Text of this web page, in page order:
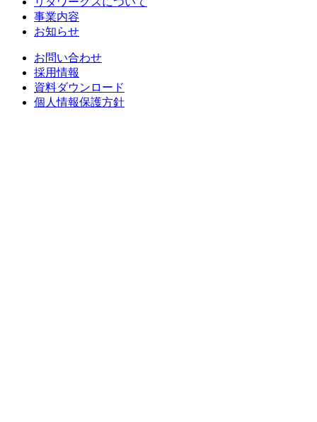
事業内容
お知らせ
お問い合わせ
採用情報
資料ダウンロード
個人情報保護方針